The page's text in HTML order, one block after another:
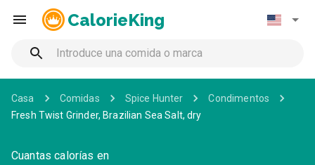
CalorieKing
Casa Comidas Spice Hunter
Condimentos
Fresh Twist Grinder, Brazilian Sea Salt, dry
Cuantas calorías en